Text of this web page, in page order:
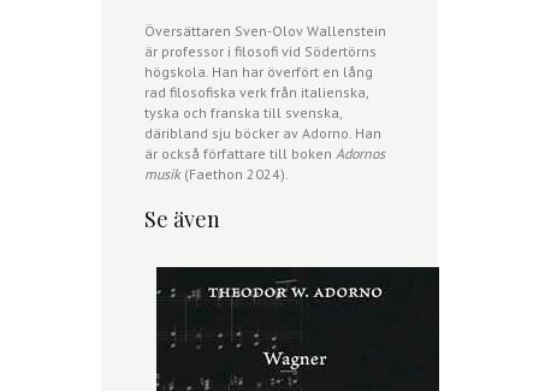
Översättaren Sven-Olov Wallenstein
är professor i filosofi vid Södertörns
högskola. Han har överfört en lång
rad filosofiska verk från italienska,
tyska och franska till svenska,
däribland sju böcker av Adorno. Han
är också författare till boken Adornos
musik(Faethon 2024).
Se även